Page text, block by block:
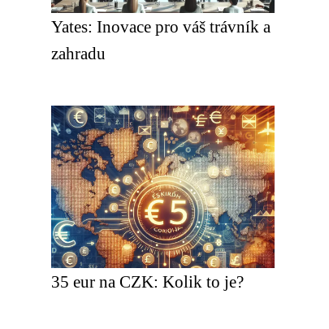
Yates: Inovace pro váš trávník a
zahradu
35 eur na CZK: Kolik to je?